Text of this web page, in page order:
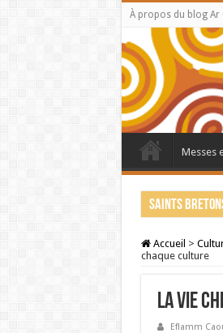
À propos du blog Ar
Messes
Saints
Accueil >
chaque culture
La vie
Eflamm